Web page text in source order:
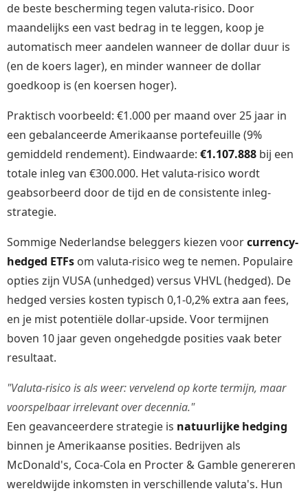
de beste bescherming tegen valuta-risico. Door
maandelijks een vast bedrag in te leggen, koop je
automatisch meer aandelen wanneer de dollar duur is
(en de koers lager), en minder wanneer de dollar
goedkoop is (en koersen hoger).
Praktisch voorbeeld: €1.000 per maand over 25 jaar in
een gebalanceerde Amerikaanse portefeuille (9%
gemiddeld rendement). Eindwaarde: €1.107.888 bij een
totale inleg van €300.000. Het valuta-risico wordt
geabsorbeerd door de tijd en de consistente inleg-
strategie.
Sommige Nederlandse beleggers kiezen voorcurrency-
hedged ETFs om valuta-risico weg te nemen. Populaire
opties zijn VUSA (unhedged) versus VHVL (hedged). De
hedged versies kosten typisch 0,1-0,2% extra aan fees,
en je mist potentiële dollar-upside. Voor termijnen
boven 10 jaar geven ongehedgde posities vaak beter
resultaat.
"Valuta-risico is als weer: vervelend op korte termijn, maar
voorspelbaar irrelevant over decennia."
Een geavanceerdere strategie is natuurlijke hedging
binnen je Amerikaanse posities. Bedrijven als
McDonald's, Coca-Cola en Procter & Gamble genereren
wereldwijde inkomsten in verschillende valuta's. Hun